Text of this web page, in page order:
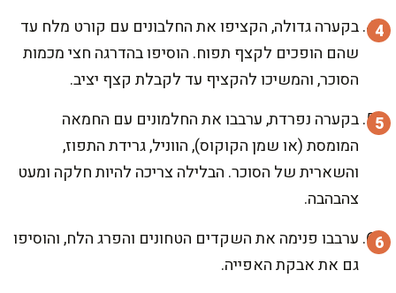
בקערה גדולה, הקציפו את החלבונים עם קורט מלח עד
שהם הופכים לקצף תפוח. הוסיפו בהדרגה חצי מכמות
הסוכר, והמשיכו להקציף עד לקבלת קצף יציב.
בקערה נפרדת, ערבבו את החלמונים עם החמאה
המומסת (או שמן הקוקוס), הווניל, גרידת התפוז,
והשארית של הסוכר. הבלילה צריכה להיות חלקה ומעט
צהבהבה.
ערבבו פנימה את השקדים הטחונים והפרג הלח, והוסיפו
גם את אבקת האפייה.